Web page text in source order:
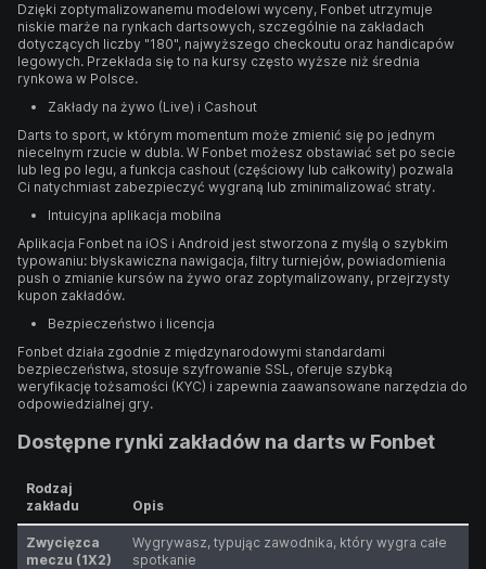
Dzięki zoptymalizowanemu modelowi wyceny, Fonbet utrzymuje
niskie marże na rynkach dartsowych, szczególnie na zakładach
dotyczących liczby "180", najwyższego checkoutu oraz handicapów
legowych. Przekłada się to na kursy często wyższe niż średnia
rynkowa w Polsce.
Zakłady na żywo (Live) i Cashout
Darts to sport, w którym momentum może zmienić się po jednym
niecelnym rzucie w dubla. W Fonbet możesz obstawiać set po secie
lub leg po legu, a funkcja cashout (częściowy lub całkowity) pozwala
Ci natychmiast zabezpieczyć wygraną lub zminimalizować straty.
Intuicyjna aplikacja mobilna
Aplikacja Fonbet na iOS i Android jest stworzona z myślą o szybkim
typowaniu: błyskawiczna nawigacja, filtry turniejów, powiadomienia
push o zmianie kursów na żywo oraz zoptymalizowany, przejrzysty
kupon zakładów.
Bezpieczeństwo i licencja
Fonbet działa zgodnie z międzynarodowymi standardami
bezpieczeństwa, stosuje szyfrowanie SSL, oferuje szybką
weryfikację tożsamości (KYC) i zapewnia zaawansowane narzędzia do
odpowiedzialnej gry.
Dostępne rynki zakładów na darts w Fonbet
Rodzaj
zakładu
Opis
Zwycięzca
meczu (1X2)
Wygrywasz, typując zawodnika, który wygra całe
spotkanie